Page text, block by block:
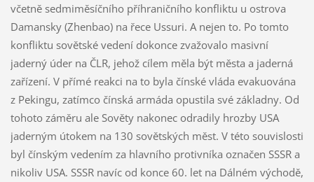
včetně sedmiměsíčního příhraničního konfliktu u ostrova
Damansky (Zhenbao) na řece Ussuri. A nejen to. Po tomto
konfliktu sovětské vedení dokonce zvažovalo masivní
jaderný úder na ČLR, jehož cílem měla být města a jaderná
zařízení. V přímé reakci na to byla čínské vláda evakuována
z Pekingu, zatímco čínská armáda opustila své základny. Od
tohoto záměru ale Sověty nakonec odradily hrozby USA
jaderným útokem na 130 sovětských měst. V této souvislosti
byl čínským vedením za hlavního protivníka označen SSSR a
nikoliv USA. SSSR navíc od konce 60. let na Dálném východě,